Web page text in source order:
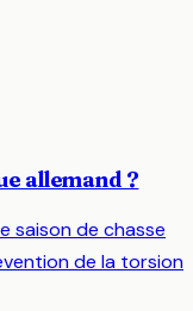
allemand ?
saison de chasse
de la torsion